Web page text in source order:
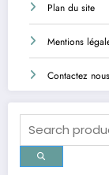
Plan du site
Mentions
Contactez nous